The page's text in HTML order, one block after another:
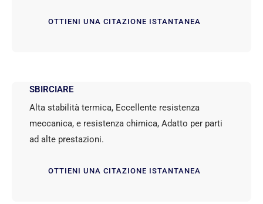
OTTIENI UNA CITAZIONE ISTANTANEA
SBIRCIARE
Alta stabilità termica, Eccellente resistenza
meccanica, e resistenza chimica, Adatto per parti
ad alte prestazioni.
OTTIENI UNA CITAZIONE ISTANTANEA